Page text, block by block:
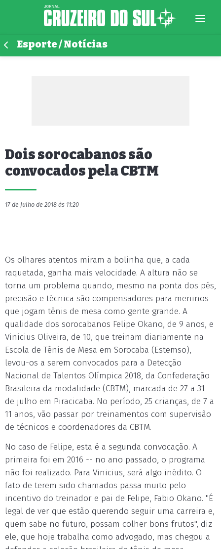
Esporte / Notícias
Dois sorocabanos são
convocados pela CBTM
17 de Julho de 2018 às 11:20
Os olhares atentos miram a bolinha que, a cada
raquetada, ganha mais velocidade. A altura não se
torna um problema quando, mesmo na ponta dos pés,
precisão e técnica são compensadores para meninos
que jogam tênis de mesa como gente grande. A
qualidade dos sorocabanos Felipe Okano, de 9 anos, e
Vinicius Oliveira, de 10, que treinam diariamente na
Escola de Tênis de Mesa em Sorocaba (Estemso),
levou-os a serem convocados para a Detecção
Nacional de Talentos Olímpica 2018, da Confederação
Brasileira da modalidade (CBTM), marcada de 27 a 31
de julho em Piracicaba. No período, 25 crianças, de 7 a
11 anos, vão passar por treinamentos com supervisão
de técnicos e coordenadores da CBTM.
No caso de Felipe, esta é a segunda convocação. A
primeira foi em 2016 -- no ano passado, o programa
não foi realizado. Para Vinicius, será algo inédito. O
fato de terem sido chamados passa muito pelo
incentivo do treinador e pai de Felipe, Fabio Okano. "É
legal de ver que estão querendo seguir uma carreira e,
quem sabe no futuro, possam colher bons frutos", diz
ele, que hoje trabalha como advogado, mas chegou a